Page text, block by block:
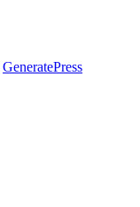
GeneratePress